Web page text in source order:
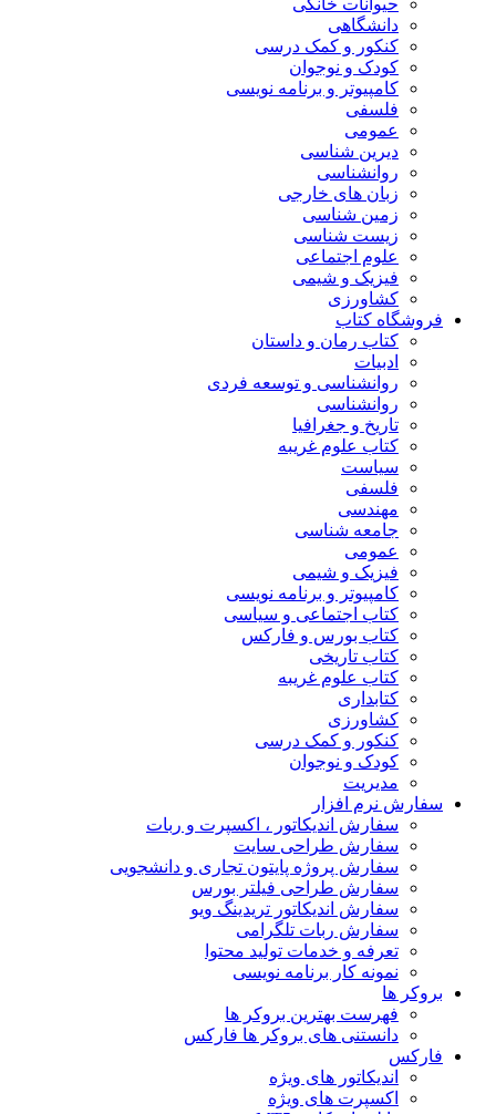
دانشگاهی
کنکور و کمک‌ درسی
کودک و نوجوان
کامپیوتر و برنامه نویسی
فلسفی
عمومی
دیرین شناسی
روانشناسی
زبان های خارجی
زمین شناسی
زیست شناسی
علوم اجتماعی
فیزیک و شیمی
کشاورزی
فروشگاه کتاب
کتاب رمان و داستان
ادبیات
روانشناسی و توسعه فردی
روانشناسی
تاریخ و جغرافیا
کتاب علوم غریبه
سیاست
فلسفی
مهندسی
جامعه شناسی
عمومی
فیزیک و شیمی
کامپیوتر و برنامه نویسی
کتاب اجتماعی و سیاسی
کتاب بورس و فارکس
کتاب تاریخی
کتاب علوم غریبه
کتابداری
کشاورزی
کنکور و کمک‌ درسی
کودک و نوجوان
مدیریت
سفارش نرم افزار
سفارش اندیکاتور ، اکسپرت و ربات
سفارش طراحی سایت
سفارش پروژه پایتون تجاری و دانشجویی
سفارش طراحی فیلتر بورس
سفارش اندیکاتور تریدینگ ویو
سفارش ربات تلگرامی
تعرفه و خدمات تولید محتوا
نمونه کار برنامه نویسی
بروکر ها
فهرست بهترین بروکر ها
دانستنی های بروکر ها فارکس
فارکس
اندیکاتور های ویژه
اکسپرت های ویژه